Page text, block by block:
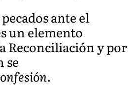
ante el
un elemento
Reconciliación y por
se